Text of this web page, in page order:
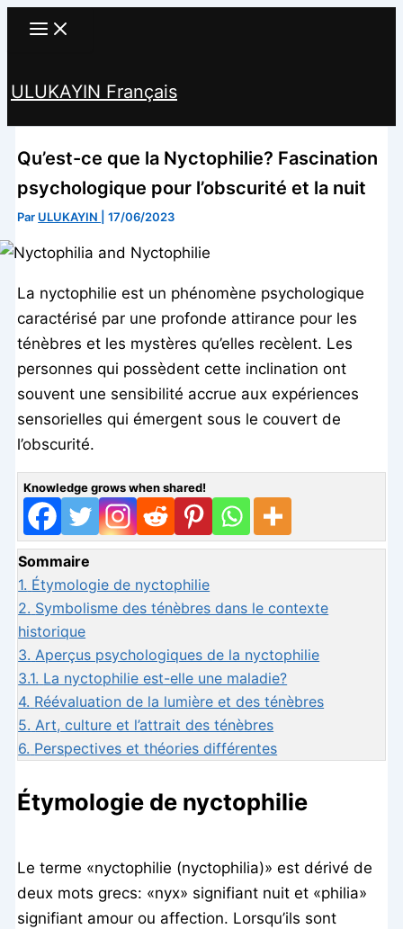
Aller
ULUKAYIN Français
Qu’est-ce que la Nyctophilie? Fascination
psychologique pour l’obscurité et la nuit
Par ULUKAYIN |17/06/2023
La nyctophilie est un phénomène psychologique
caractérisé par une profonde attirance pour les
ténèbres et les mystères qu’elles recèlent. Les
personnes qui possèdent cette inclination ont
souvent une sensibilité accrue aux expériences
sensorielles qui émergent sous le couvert de
l’obscurité.
Knowledge grows when shared!
Sommaire
1. Étymologie de nyctophilie
2. Symbolisme des ténèbres dans le contexte
historique
3. Aperçus psychologiques de la nyctophilie
3.1. La nyctophilie est-elle une maladie?
4. Réévaluation de la lumière et des ténèbres
5. Art, culture et l’attrait des ténèbres
6. Perspectives et théories différentes
Étymologie de nyctophilie
Le terme «nyctophilie (nyctophilia)» est dérivé de
deux mots grecs: «nyx» signifiant nuit et «philia»
signifiant amour ou affection. Lorsqu’ils sont